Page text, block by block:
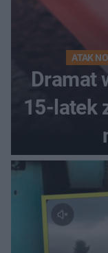
ATAK
Dramat
15-latek